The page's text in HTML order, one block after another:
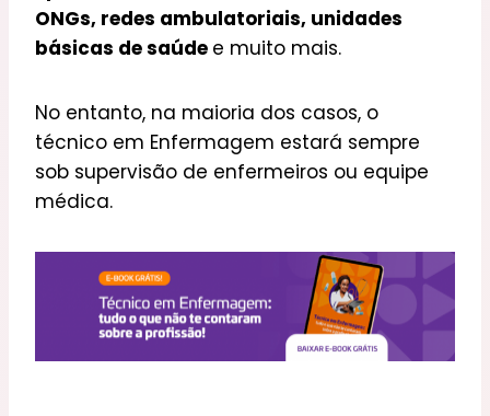
ONGs, redes ambulatoriais, unidades
básicas de saúde e muito mais.
No entanto, na maioria dos casos, o
técnico em Enfermagem estará sempre
sob supervisão de enfermeiros ou equipe
médica.